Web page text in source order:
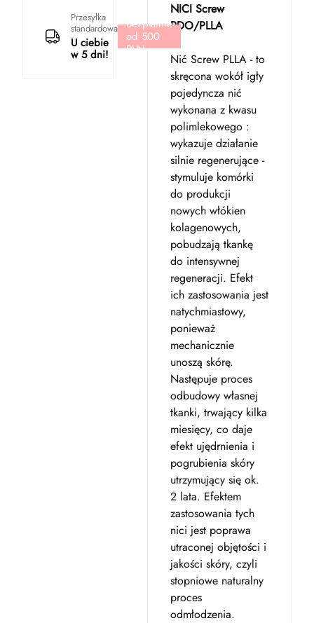
Przesyłka
standardowa
U ciebie
w 5 dni!
Bezpłatnie
od 500
PLN
NICI Screw
PDO/PLLA
Nić Screw PLLA - to
skręcona wokół igły
pojedyncza nić
wykonana z kwasu
polimlekowego :
wykazuje działanie
silnie regenerujące -
stymuluje komórki
do produkcji
nowych włókien
kolagenowych,
pobudzają tkankę
do intensywnej
regeneracji. Efekt
ich zastosowania jest
natychmiastowy,
ponieważ
mechanicznie
unoszą skórę.
Następuje proces
odbudowy własnej
tkanki, trwający kilka
miesięcy, co daje
efekt ujędrnienia i
pogrubienia skóry
utrzymujący się ok.
2 lata. Efektem
zastosowania tych
nici jest poprawa
utraconej objętości i
jakości skóry, czyli
stopniowe naturalny
proces
odmłodzenia.